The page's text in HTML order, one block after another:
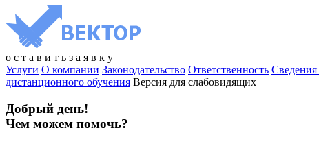
о с т а в и т ь з а я в к у
Услуги О компании Законодательство Ответственность
дистанционного обучения Версия для слабовидящих
Добрый день!
Чем можем помочь?